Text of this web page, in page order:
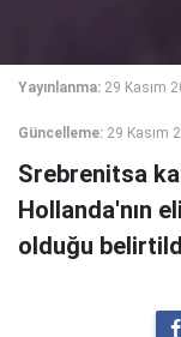
Yayınlanma: 29 Kasım
Güncelleme: 29 Kasım
Srebrenitsa
Hollanda'nın
olduğu